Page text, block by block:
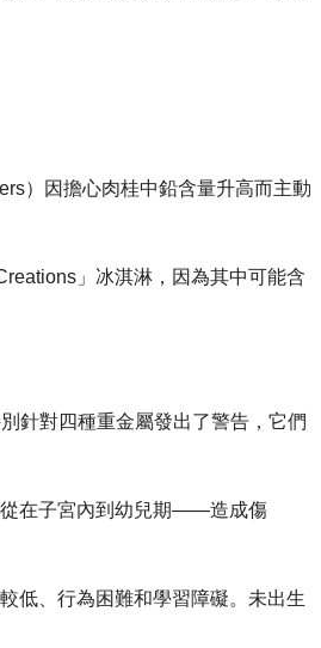
）因擔心肉桂中鉛含量升高而主動
」冰淇淋，因為其中可能含
針對四種重金屬發出了警告，它們
在子宮內到幼兒期——造成傷
低、行為困難和學習障礙。未出生